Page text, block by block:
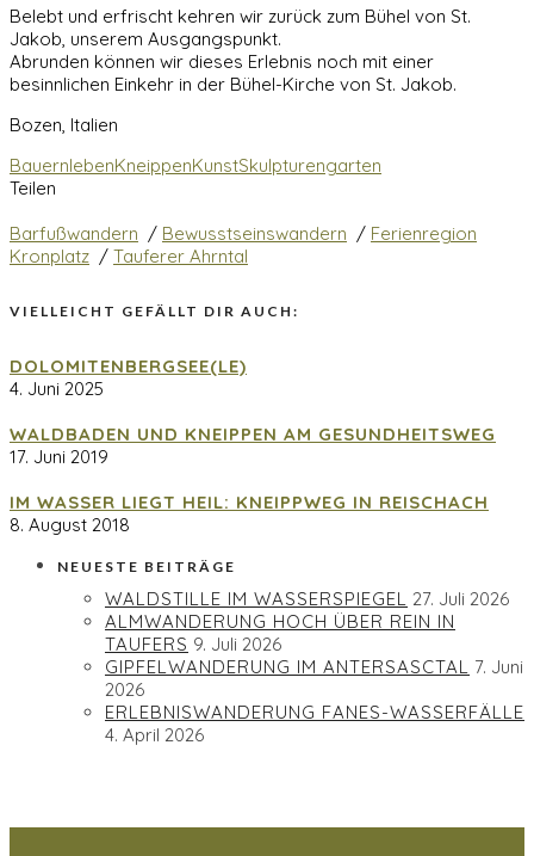
Belebt und erfrischt kehren wir zurück zum Bühel von St.
Jakob, unserem Ausgangspunkt.
Abrunden können wir dieses Erlebnis noch mit einer
besinnlichen Einkehr in der Bühel-Kirche von St. Jakob.
Bozen, Italien
BauernlebenKneippenKunstSkulpturengarten
Teilen
Barfußwandern / Bewusstseinswandern / Ferienregion
Kronplatz / Tauferer Ahrntal
VIELLEICHT GEFÄLLT DIR AUCH:
DOLOMITENBERGSEE(LE)
4. Juni 2025
WALDBADEN UND KNEIPPEN AM GESUNDHEITSWEG
17. Juni 2019
IM WASSER LIEGT HEIL: KNEIPPWEG IN REISCHACH
8. August 2018
NEUESTE BEITRÄGE
WALDSTILLE IM WASSERSPIEGEL 27. Juli 2026
ALMWANDERUNG HOCH ÜBER REIN IN
TAUFERS 9. Juli 2026
GIPFELWANDERUNG IM ANTERSASCTAL 7. Juni
2026
ERLEBNISWANDERUNG FANES-WASSERFÄLLE
4. April 2026